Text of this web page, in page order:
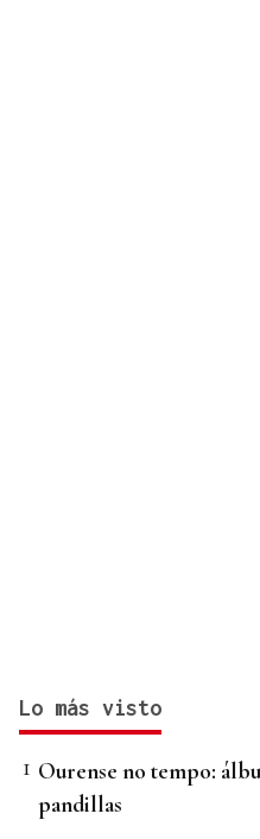
Lo más visto
Ourense no tempo:
pandillas